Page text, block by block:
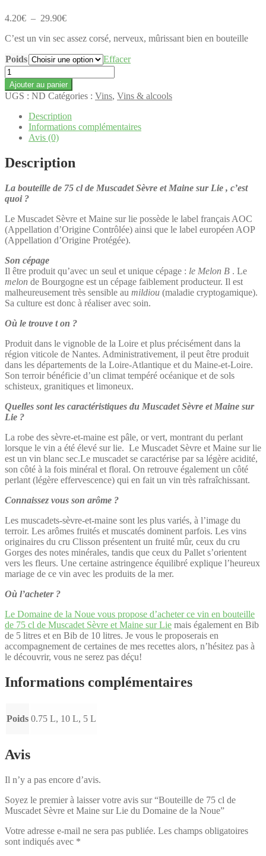
4.20€ – 29.90€Plage
prix :
à
C’est un vin sec assez corsé, nerveux, mûrissant bien en bouteille
Poids
Effacer
quantité
de
Bouteille
de
Muscadet
Sèvre
et
sur
Lie
Domaine
de
la
Ajouter au panier
UGS : ND Catégories : Vins, Vins & alcools
Description
Informations complémentaires
Avis (0)
Description
La bouteille de 75 cl de Muscadet Sèvre et Maine sur Lie , c’est
quoi ?
Le Muscadet Sèvre et Maine sur lie possède le label français AOC
(Appellation d’Origine Contrôlée) ainsi que le label européen AOP
(Appellation d’Origine Protégée).
Son cépage
Il être produit qu’avec un seul et unique cépage : le Melon B . Le
melon de Bourgogne est un cépage faiblement producteur. Il est
malheureusement très sensible au mildiou (maladie cryptogamique).
Sa culture est donc à réaliser avec soin.
Où le trouve t on ?
Produit dans le vignoble de la Loire et plus précisément dans la
région viticole de Nantes. Administrativement, il peut être produit
dans les départements de la Loire-Atlantique et du Maine-et-Loire.
Son terroir bénéficie d’un climat tempéré océanique et de sols
schisteux, granitiques et limoneux.
Quelles sont les caractéristiques du Muscadet Sèvre et Maine sur
Lie ?
La robe des sèvre-et-maine est pâle, or vert, montrant du perlant
lorsque le vin a été élevé sur lie. Le Muscadet Sèvre et Maine sur lie
est un vin blanc sec.Le muscadet se caractérise par sa légère acidité,
son côté à la fois minéral et floral. On retrouve également un côté
perlant (légère effervescence) qui en fait un vin très rafraîchissant.
Connaissez vous son arôme ?
Les muscadets-sèvre-et-maine sont les plus variés, à l’image du
terroir. Les arômes fruités et muscatés dominent parfois. Les vins
originaires du cru Clisson présentent un fruité mûr, ceux du cru
Gorges des notes minérales, tandis que ceux du Pallet s’orientent
vers les fleurs. Une certaine astringence équilibré explique l’heureux
mariage de ce vin avec les produits de la mer.
Où l’acheter ?
Le Domaine de la Noue vous propose d’acheter ce vin en bouteille
de 75 cl de Muscadet Sèvre et Maine sur Lie mais également en Bib
de 5 litres et en Bib de 10 litres. Je vous le proposerais en
accompagnement de certaines de mes recettes alors, n’hésitez pas à
le découvrir, vous ne serez pas déçu!
Informations complémentaires
Poids 0.75 L, 10 L, 5 L
Avis
Il n’y a pas encore d’avis.
Soyez le premier à laisser votre avis sur “Bouteille de 75 cl de
Muscadet Sèvre et Maine sur Lie du Domaine de la Noue”
Votre adresse e-mail ne sera pas publiée. Les champs obligatoires
sont indiqués avec *